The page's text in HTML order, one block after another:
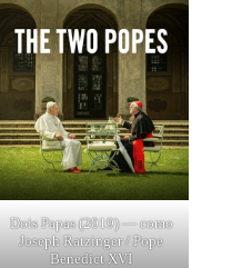
Dois Papas (2019) — como
Joseph Ratzinger / Pope
Benedict XVI